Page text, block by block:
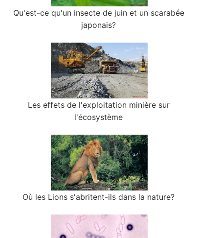
Qu'est-ce qu'un insecte de juin et un scarabée
japonais?
Les effets de l'exploitation minière sur
l'écosystème
Où les Lions s'abritent-ils dans la nature?